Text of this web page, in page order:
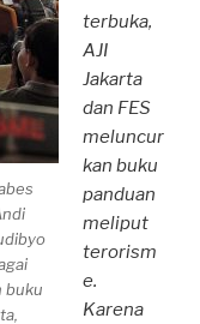
buku
terbuka,
AJI
Jakarta
dan FES
meluncur
kan buku
panduan
meliput
terorism
e.
Karena